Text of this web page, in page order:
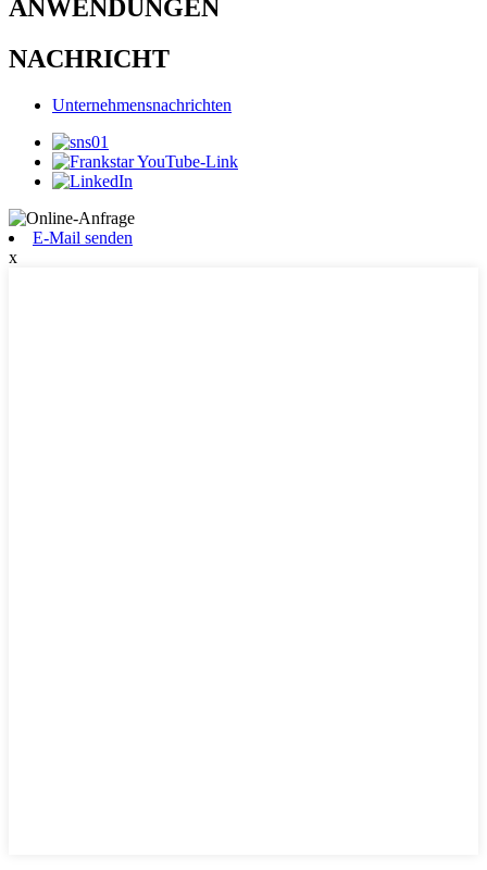
ANWENDUNGEN
NACHRICHT
Unternehmensnachrichten
E-Mail senden
x